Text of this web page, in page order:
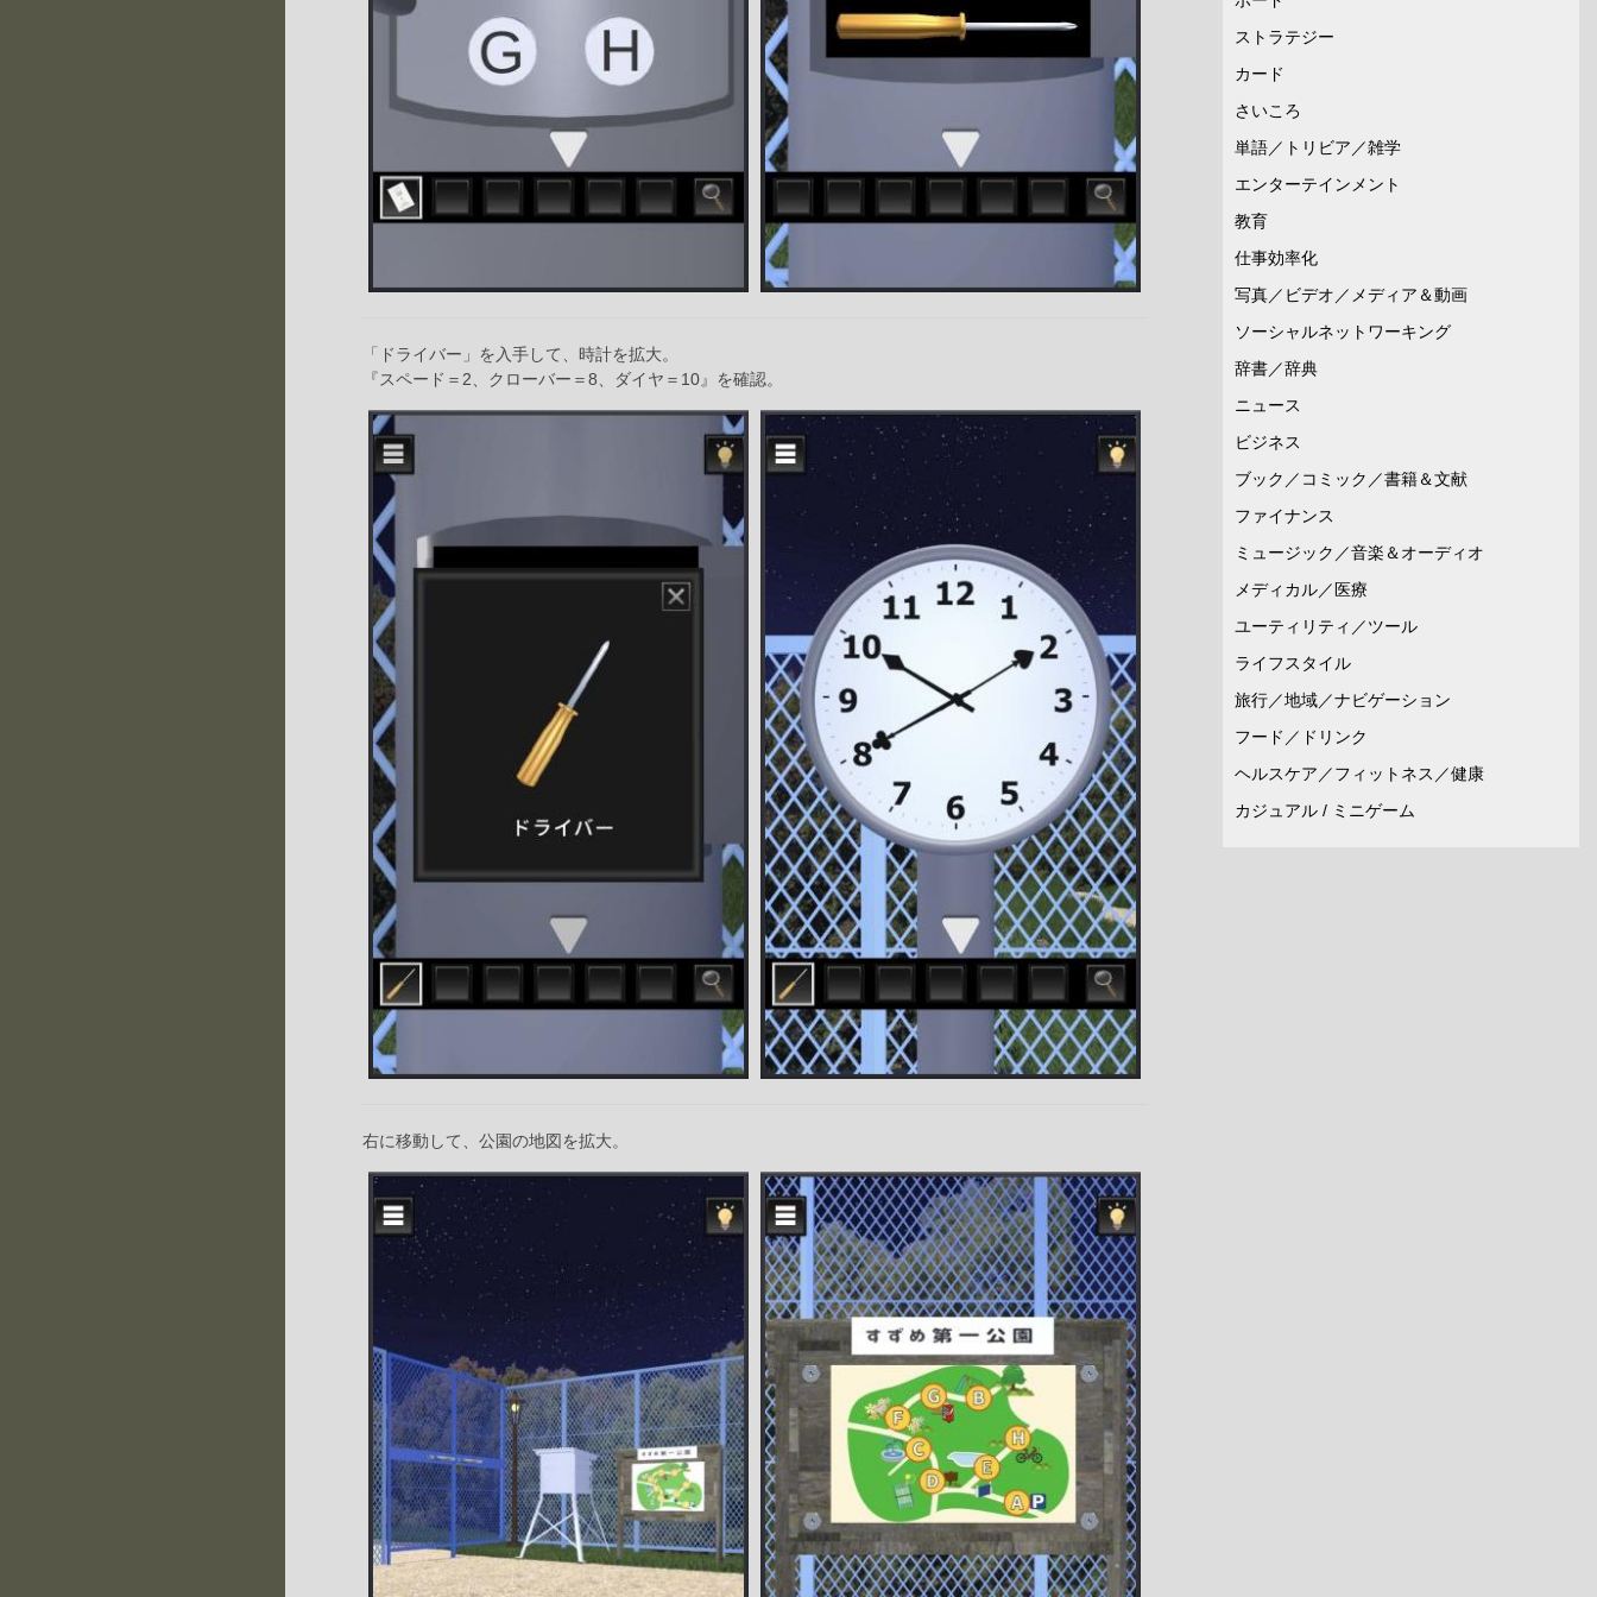
「ドライバー」を入手して、時計を拡大。
『スペード＝2、クローバー＝8、ダイヤ＝10』を確認。
右に移動して、公園の地図を拡大。
ストラテジー
カード
さいころ
単語／トリビア／雑学
エンターテインメント
教育
仕事効率化
写真／ビデオ／メディア＆動画
ソーシャルネットワーキング
辞書／辞典
ニュース
ビジネス
ブック／コミック／書籍＆文献
ファイナンス
ミュージック／音楽＆オーディオ
メディカル／医療
ユーティリティ／ツール
ライフスタイル
旅行／地域／ナビゲーション
フード／ドリンク
ヘルスケア／フィットネス／健康
カジュアル / ミニゲーム